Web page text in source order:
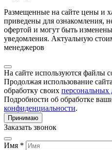
Размещенные на сайте цены и
приведены для ознакомления,
офертой и могут быть
уведомления. Актуальную
менеджеров
На сайте используются файлы
Продолжая использование
обработку своих персональных
Подробности об обработке
конфиденциальности.
Принимаю
Заказать звонок
Имя *